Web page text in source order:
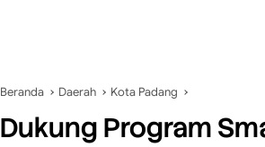
Beranda Daerah Kota Padang
Dukung Program